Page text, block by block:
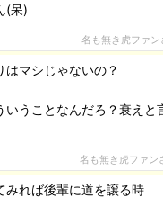
(呆)
名も無き虎ファ
はマシじゃないの？
いうことなんだろ？衰えと
名も無き虎ファン
みれば後輩に道を譲る時